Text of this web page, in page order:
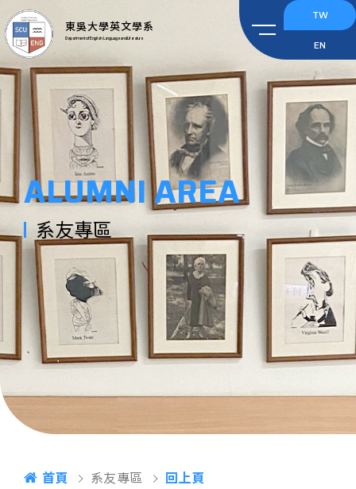
東吳大學英文學系
Department of English Language and Literature
TW
EN
ALUMNI AREA
系友專區
首頁 系友專區 回上頁